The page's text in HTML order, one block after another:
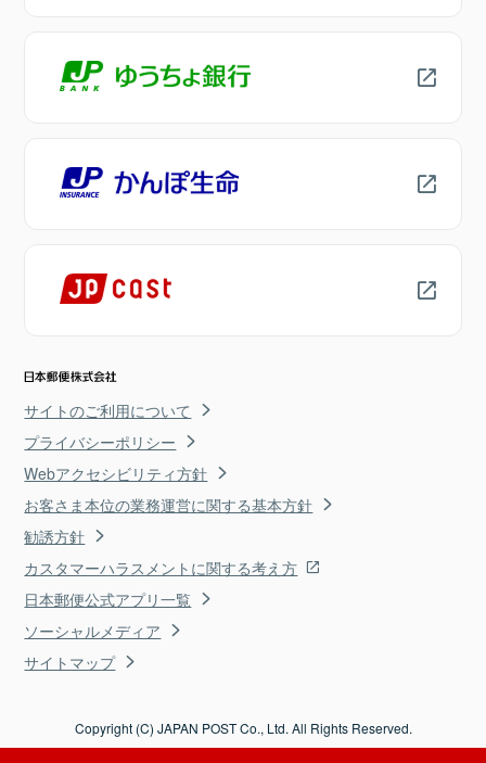
サイトのご利用について
プライバシーポリシー
Webアクセシビリティ方針
お客さま本位の業務運営に関する基本方針
勧誘方針
カスタマーハラスメントに関する考え方
日本郵便公式アプリ一覧
ソーシャルメディア
サイトマップ
Copyright (C) JAPAN POST Co., Ltd. All Rights Reserved.